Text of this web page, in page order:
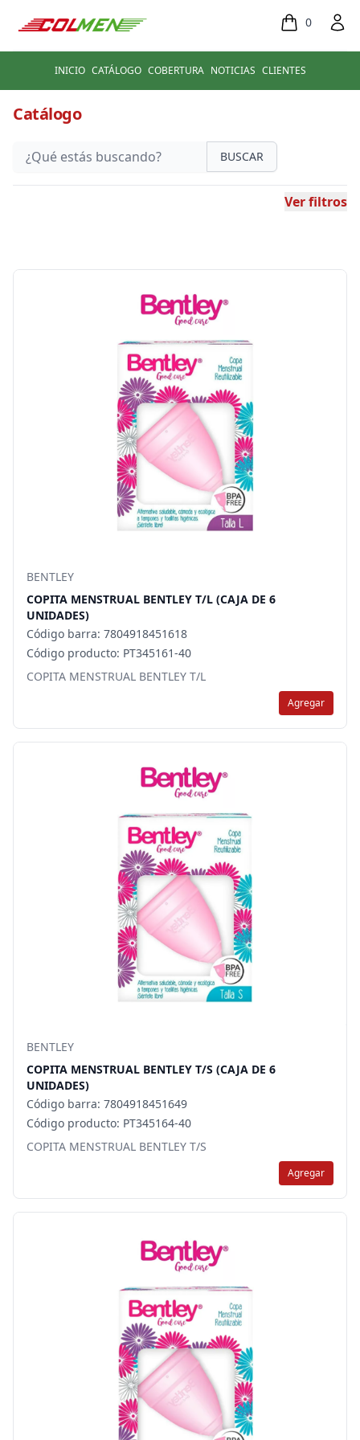
0
INICIO CATÁLOGO COBERTURA NOTICIAS CLIENTES
Catálogo
BUSCAR
Ver filtros
BENTLEY
COPITA MENSTRUAL BENTLEY T/L (CAJA DE 6
UNIDADES)
Código barra: 7804918451618
Código producto: PT345161-40
COPITA MENSTRUAL BENTLEY T/L
Agregar
BENTLEY
COPITA MENSTRUAL BENTLEY T/S (CAJA DE 6
UNIDADES)
Código barra: 7804918451649
Código producto: PT345164-40
COPITA MENSTRUAL BENTLEY T/S
Agregar